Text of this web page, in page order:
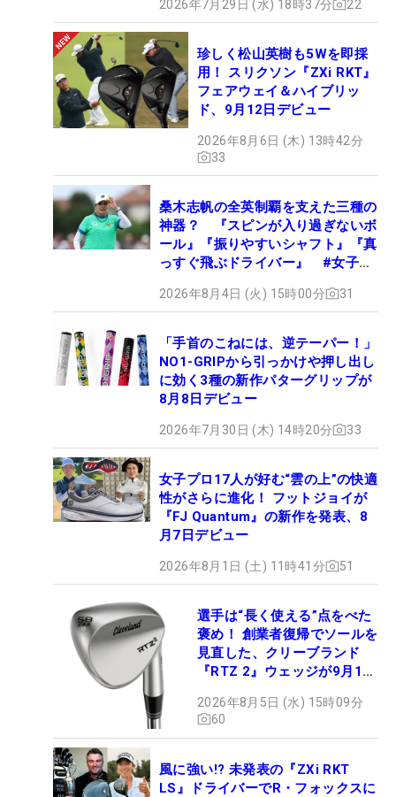
2026年7月29日 (水) 18時37分 22
珍しく松山英樹も5Wを即採
用！ スリクソン『ZXi RKT』
フェアウェイ＆ハイブリッ
ド、9月12日デビュー
2026年8月6日 (木) 13時42分
33
桑木志帆の全英制覇を支えた三種の
神器？ 『スピンが入り過ぎないボ
ール』『振りやすいシャフト』『真
っすぐ飛ぶドライバー』 #女子プ
2026年8月4日 (火) 15時00分 31
「手首のこねには、逆テーパー！」
NO1-GRIPから引っかけや押し出し
に効く3種の新作パターグリップが
8月8日デビュー
2026年7月30日 (木) 14時20分 33
女子プロ17人が好む“雲の上”の快適
性がさらに進化！ フットジョイが
『FJ Quantum』の新作を発表、8
月7日デビュー
2026年8月1日 (土) 11時41分 51
選手は“長く使える”点をべた
褒め！ 創業者復帰でソールを
見直した、クリーブランド
『RTZ 2』ウェッジが9月12
2026年8月5日 (水) 15時09分
60
風に強い!? 未発表の『ZXi RKT
LS』ドライバーでR・フォックスに